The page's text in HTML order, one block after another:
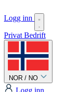
Logg inn
Privat Bedrift
NOR / NO